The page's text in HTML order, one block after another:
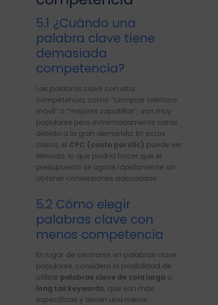
5.1 ¿Cuándo una
palabra clave tiene
demasiada
competencia?
Las palabras clave con alta
competencia, como “comprar teléfono
móvil” o “mejores zapatillas”, son muy
populares pero extremadamente caras
debido a la gran demanda. En estos
casos, el CPC (costo por clic) puede ser
elevado, lo que podría hacer que el
presupuesto se agote rápidamente sin
obtener conversiones adecuadas.
5.2 Cómo elegir
palabras clave con
menos competencia
En lugar de centrarse en palabras clave
populares, considera la posibilidad de
utilizar palabras clave de cola larga o
long tail keywords, que son más
específicas y tienen una menor